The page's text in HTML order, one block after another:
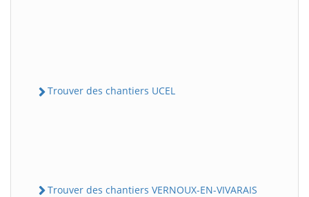
Trouver des chantiers UCEL
Trouver des chantiers VERNOUX-EN-VIVARAIS